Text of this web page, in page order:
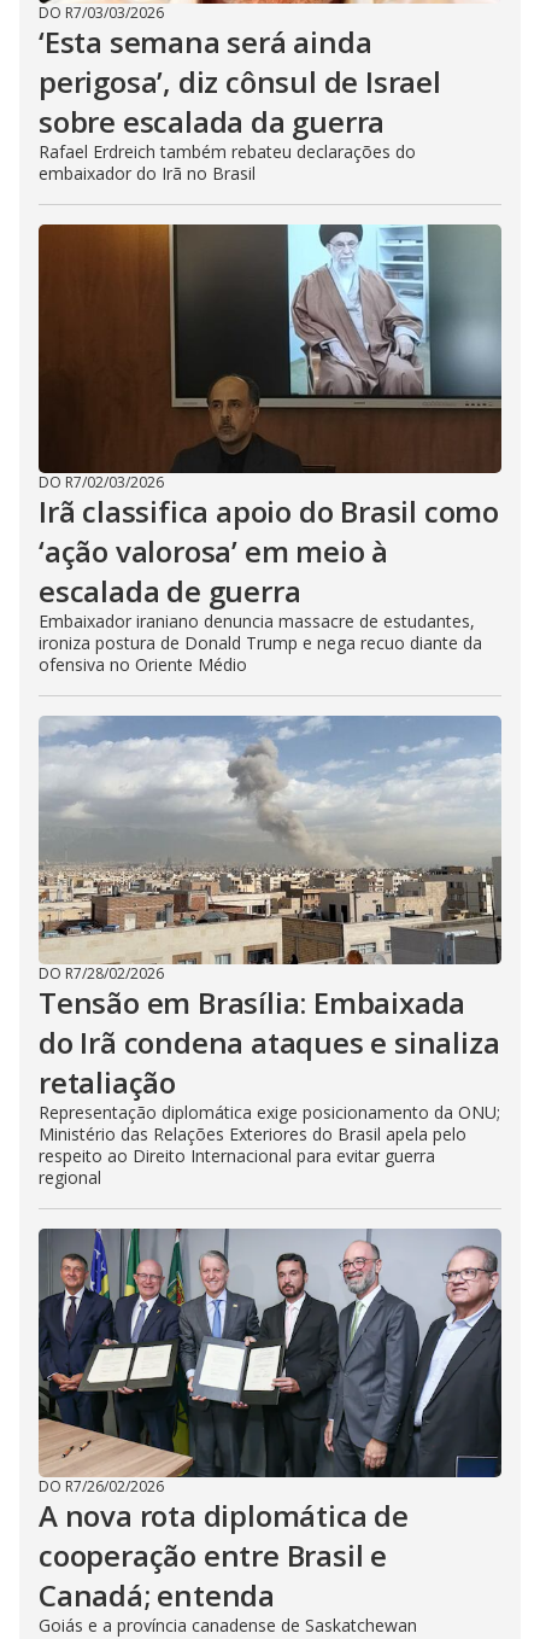
DO R7/03/03/2026
‘Esta semana será ainda
perigosa’, diz cônsul de Israel
sobre escalada da guerra
Rafael Erdreich também rebateu declarações do
embaixador do Irã no Brasil
DO R7/02/03/2026
Irã classifica apoio do Brasil como
‘ação valorosa’ em meio à
escalada de guerra
Embaixador iraniano denuncia massacre de estudantes,
ironiza postura de Donald Trump e nega recuo diante da
ofensiva no Oriente Médio
DO R7/28/02/2026
Tensão em Brasília: Embaixada
do Irã condena ataques e sinaliza
retaliação
Representação diplomática exige posicionamento da ONU;
Ministério das Relações Exteriores do Brasil apela pelo
respeito ao Direito Internacional para evitar guerra
regional
DO R7/26/02/2026
A nova rota diplomática de
cooperação entre Brasil e
Canadá; entenda
Goiás e a província canadense de Saskatchewan